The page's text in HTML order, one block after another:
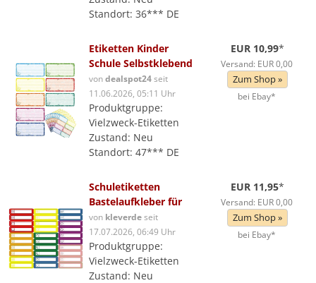
Standort: 36*** DE
Etiketten Kinder
Schule Selbstklebend
vondealspot24seit
11.06.2026, 05:11 Uhr
Produktgruppe:
Vielzweck-Etiketten
Zustand: Neu
Standort: 47*** DE
EUR 10,99*
Versand: EUR 0,00
Zum Shop »
bei Ebay*
Schuletiketten
Bastelaufkleber für
von kleverdeseit
17.07.2026, 06:49 Uhr
Produktgruppe:
Vielzweck-Etiketten
Zustand: Neu
EUR 11,95*
Versand: EUR 0,00
Zum Shop »
bei Ebay*